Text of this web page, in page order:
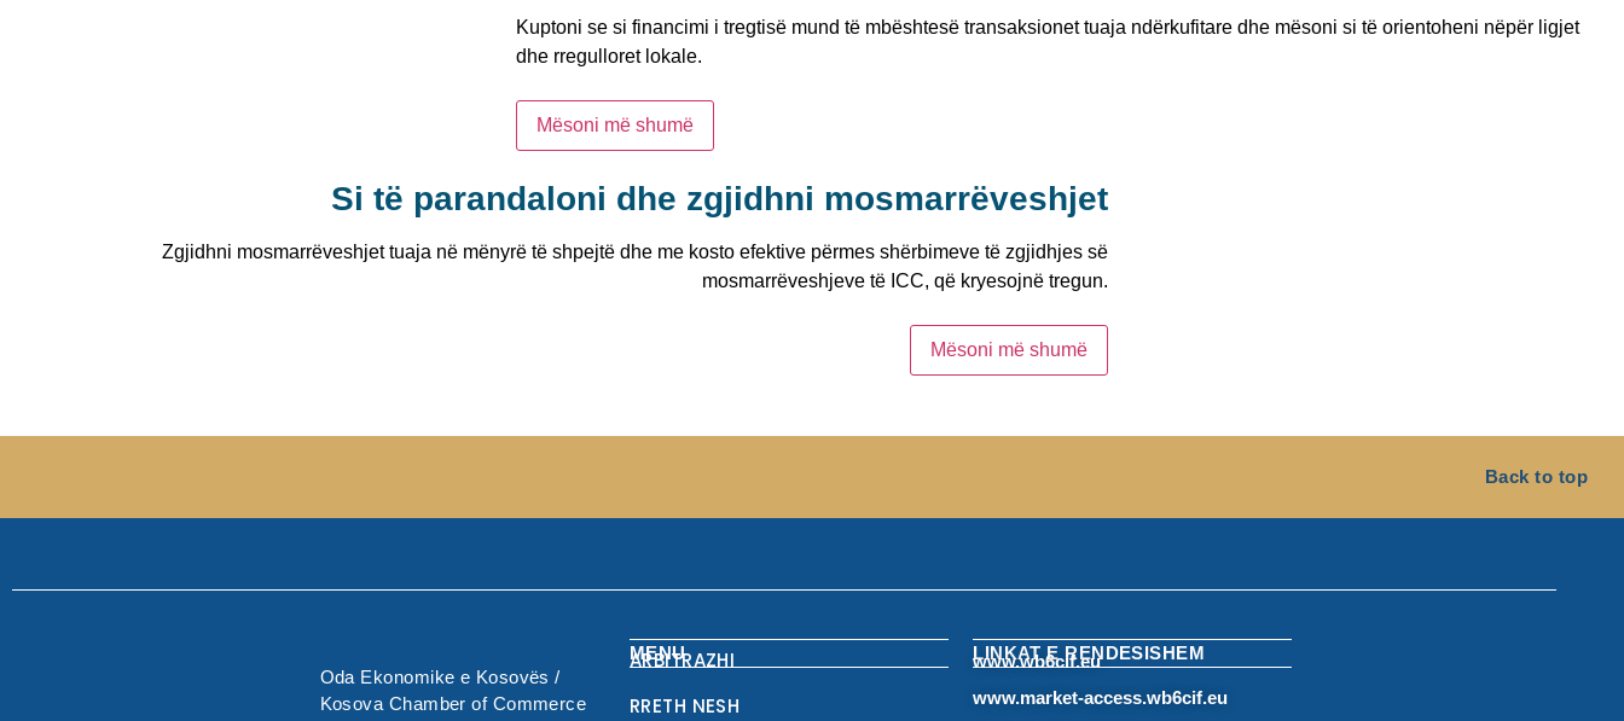
Kuptoni se si financimi i tregtisë mund të mbështesë transaksionet tuaja ndërkufitare dhe mësoni si të orientoheni nëpër ligjet
dhe rregulloret lokale.
Mësoni më shumë
Si të parandaloni dhe zgjidhni mosmarrëveshjet
Zgjidhni mosmarrëveshjet tuaja në mënyrë të shpejtë dhe me kosto efektive përmes shërbimeve të zgjidhjes së
mosmarrëveshjeve të ICC, që kryesojnë tregun.
Mësoni më shumë
Back to top
Oda Ekonomike e Kosovës /
Kosova Chamber of Commerce
MENU
ARBITRAZHI
RRETH NESH
LINKAT E RENDESISHEM
www.wb6cif.eu
www.market-access.wb6cif.eu